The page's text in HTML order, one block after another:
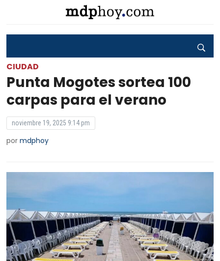
CIUDAD
Punta Mogotes sortea 100
carpas para el verano
noviembre 19, 2025 9:14 pm
pormdphoy